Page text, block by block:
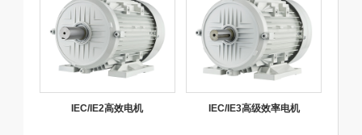
IEC/IE2高效电机 IEC/IE3高级效率电机